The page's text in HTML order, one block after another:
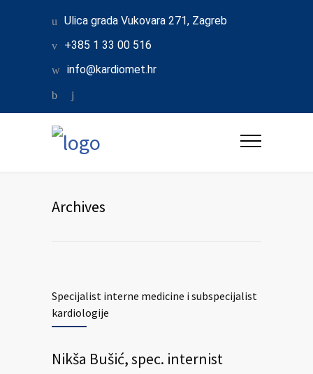
Ulica grada Vukovara 271, Zagreb
+385 1 33 00 516
info@kardiomet.hr
Archives
Specijalist interne medicine i subspecijalist
kardiologije
Nikša Bušić, spec. internist